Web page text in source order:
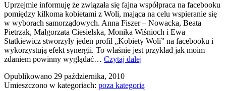
Uprzejmie informuję że związała się fajna współpraca na facebooku
pomiędzy kilkoma kobietami z Woli, mająca na celu wspieranie się
w wyborach samorządowych. Anna Fiszer – Nowacka, Beata
Pietrzak, Małgorzata Ciesielska, Monika Wiśnioch i Ewa
Statkiewicz stworzyły jeden profil „Kobiety Woli” na facebooku i
wykorzystują efekt synergii. To właśnie jest przykład jak moim
zdaniem powinny wyglądać… Czytaj dalej
kandydatki
Opublikowano 29 października, 2010
Umieszczono w kategoriach: poza kategorią